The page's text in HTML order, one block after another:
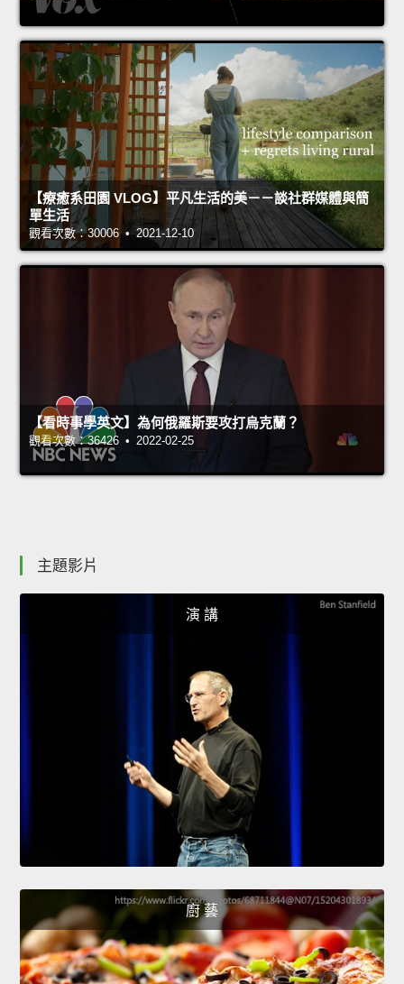
【療癒系田園 VLOG】平凡生活的美－－談社群媒體與簡
單生活
觀看次數：30006 • 2021-12-10
【看時事學英文】為何俄羅斯要攻打烏克蘭？
觀看次數：36426 • 2022-02-25
主題影片
演 講
廚 藝